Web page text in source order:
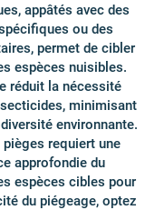
appâtés avec des
ou des
permet de cibler
espèces nuisibles.
réduit la nécessité
minimisant
environnante.
requiert une
approfondie du
espèces cibles pour
du piégeage, optez